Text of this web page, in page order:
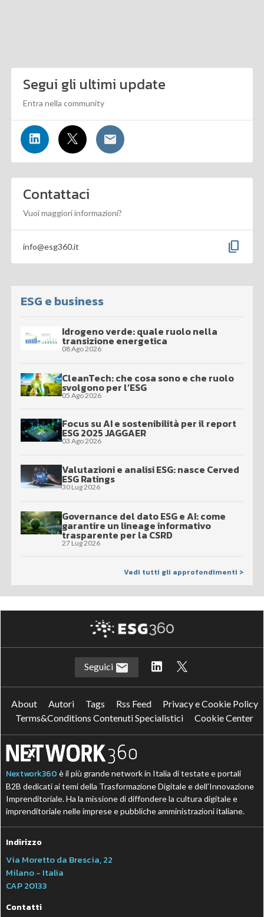
Segui gli ultimi update
Entra nella community
Contattaci
Vuoi maggiori informazioni?
info@esg360.it content_copy
ESG e business
Idrogeno verde: quale ruolo nella
transizione energetica
08 Ago 2026
CleanTech: che cosa sono e che ruolo
svolgono per l’ESG
05 Ago 2026
Focus su AI e sostenibilità per il report
ESG 2025 JAGGAER
03 Ago 2026
Valutazioni e analisi ESG: nasce Cerved
ESG Ratings
30 Lug 2026
Governance del dato ESG e AI: come
garantire un lineage informativo
trasparente per la CSRD
27 Lug 2026
Vedi tutti gli approfondimenti >
Seguici
About Autori Tags Rss Feed
Privacy e Cookie Policy
Terms&Conditions Contenuti Specialistici
Cookie Center
Nextwork360 è il più grande network in Italia di testate e portali
B2B dedicati ai temi della Trasformazione Digitale e dell’Innovazione
Imprenditoriale. Ha la missione di diffondere la cultura digitale e
imprenditoriale nelle imprese e pubbliche amministrazioni italiane.
Indirizzo
Via Moretto da Brescia, 22
Milano - Italia
CAP 20133
Contatti